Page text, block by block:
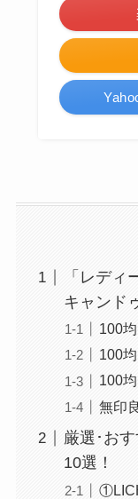
「レディ
キャンド
100
100
100
無印
厳選･お
10選！